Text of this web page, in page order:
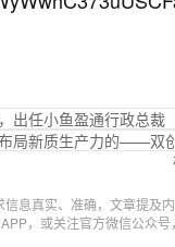
出任小鱼盈通行政总裁
局新质生产力的——双
信息真实、准确，文章提及
APP，或关注官方微信公众